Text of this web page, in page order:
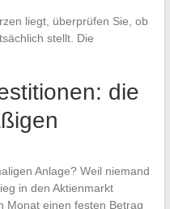
liegt, überprüfen Sie, ob
stellt. Die
die
Anlage? Weil niemand
in den Aktienmarkt
Monat einen festen Betrag